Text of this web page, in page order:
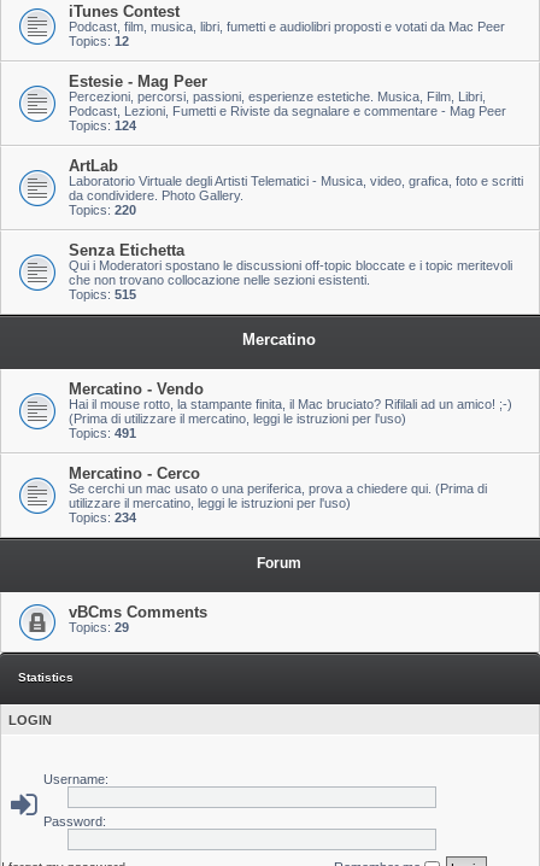
iTunes Contest
Podcast, film, musica, libri, fumetti e audiolibri proposti e votati da Mac Peer
Topics: 12
Estesie - Mag Peer
Percezioni, percorsi, passioni, esperienze estetiche. Musica, Film, Libri,
Podcast, Lezioni, Fumetti e Riviste da segnalare e commentare - Mag Peer
Topics: 124
ArtLab
Laboratorio Virtuale degli Artisti Telematici - Musica, video, grafica, foto e scritti
da condividere. Photo Gallery.
Topics: 220
Senza Etichetta
Qui i Moderatori spostano le discussioni off-topic bloccate e i topic meritevoli
che non trovano collocazione nelle sezioni esistenti.
Topics: 515
Mercatino
Mercatino - Vendo
Hai il mouse rotto, la stampante finita, il Mac bruciato? Rifilali ad un amico! ;-)
(Prima di utilizzare il mercatino, leggi le istruzioni per l'uso)
Topics: 491
Mercatino - Cerco
Se cerchi un mac usato o una periferica, prova a chiedere qui. (Prima di
utilizzare il mercatino, leggi le istruzioni per l'uso)
Topics: 234
Forum
vBCms Comments
Topics: 29
Statistics
LOGIN
Username:
Password: